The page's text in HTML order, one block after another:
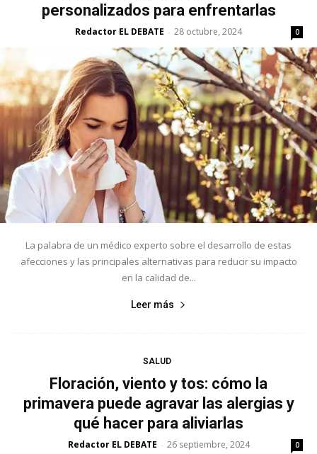
personalizados para enfrentarlas
Redactor EL DEBATE - 28 octubre, 2024 0
La palabra de un médico experto sobre el desarrollo de estas
afecciones y las principales alternativas para reducir su impacto
en la calidad de...
Leer más
SALUD
Floración, viento y tos: cómo la
primavera puede agravar las alergias y
qué hacer para aliviarlas
Redactor EL DEBATE - 26 septiembre, 2024 0